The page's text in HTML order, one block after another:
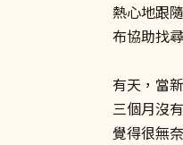
熱心地跟
布協助找
有天，當
三個月沒
覺得很無